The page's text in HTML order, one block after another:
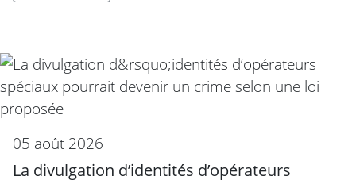
05 août 2026
La divulgation d’identités d’opérateurs